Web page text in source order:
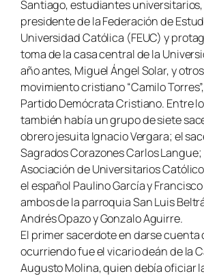
Santiago, estudiantes universitarios,
presidente de la Federación de
Universidad Católica (FEUC) y
toma de la casa central de la
año antes, Miguel Ángel Solar, y
movimiento cristiano “Camilo
Partido Demócrata Cristiano. Entre
también había un grupo de siete
obrero jesuita Ignacio Vergara; el
Sagrados Corazones Carlos Langue;
Asociación de Universitarios
el español Paulino García y
ambos de la parroquia San Luis
Andrés Opazo y Gonzalo Aguirre.
El primer sacerdote en darse cuenta
ocurriendo fue el vicario deán de la
Augusto Molina, quien debía oficiar